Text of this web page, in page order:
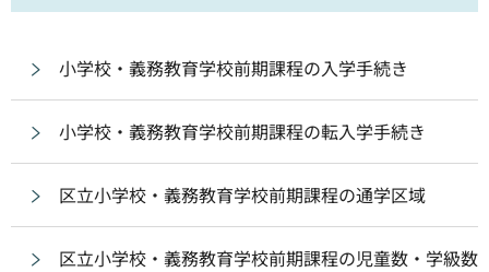
小学校・義務教育学校前期課程の入学手続き
小学校・義務教育学校前期課程の転入学手続き
区立小学校・義務教育学校前期課程の通学区域
区立小学校・義務教育学校前期課程の児童数・学級数